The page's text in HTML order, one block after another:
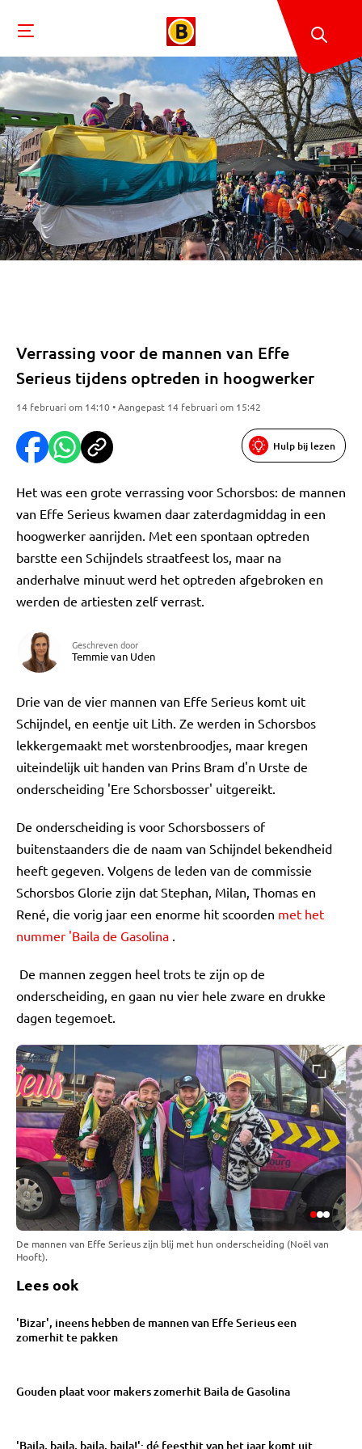
Verrassing voor de mannen van Effe
Serieus tijdens optreden in hoogwerker
14 februari om 14:10 • Aangepast 14 februari om 15:42
Hulp bij lezen
Het was een grote verrassing voor Schorsbos: de mannen
van Effe Serieus kwamen daar zaterdagmiddag in een
hoogwerker aanrijden. Met een spontaan optreden
barstte een Schijndels straatfeest los, maar na
anderhalve minuut werd het optreden afgebroken en
werden de artiesten zelf verrast.
Geschreven door
Temmie van Uden
Drie van de vier mannen van Effe Serieus komt uit
Schijndel, en eentje uit Lith. Ze werden in Schorsbos
lekkergemaakt met worstenbroodjes, maar kregen
uiteindelijk uit handen van Prins Bram d'n Urste de
onderscheiding 'Ere Schorsbosser' uitgereikt.
De onderscheiding is voor Schorsbossers of
buitenstaanders die de naam van Schijndel bekendheid
heeft gegeven. Volgens de leden van de commissie
Schorsbos Glorie zijn dat Stephan, Milan, Thomas en
René, die vorig jaar een enorme hit scoorden met het
nummer 'Baila de Gasolina .
De mannen zeggen heel trots te zijn op de
onderscheiding, en gaan nu vier hele zware en drukke
dagen tegemoet.
De mannen van Effe Serieus zijn blij met hun onderscheiding (Noël van
Hooft).
Lees ook
'Bizar', ineens hebben de mannen van Effe Serieus een
zomerhit te pakken
Gouden plaat voor makers zomerhit Baila de Gasolina
'Baila, baila, baila, baila!': dé feesthit van het jaar komt uit